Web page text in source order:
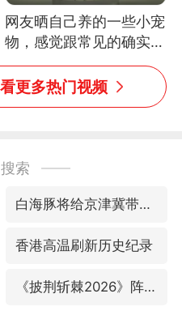
网友晒自己养的一些小宠
物，感觉跟常见的确实有
些不一样
更多热门视频
索
白海豚将给京津冀带来大暴雨
香港高温刷新历史纪录
《披荆斩棘2026》阵容官宣